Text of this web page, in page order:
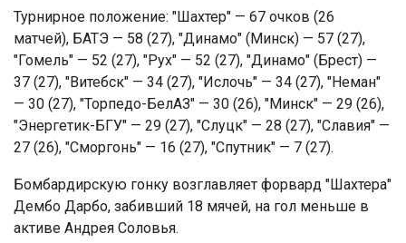
Турнирное положение: "Шахтер" — 67 очков (26
матчей), БАТЭ — 58 (27), "Динамо" (Минск) — 57 (27),
"Гомель" — 52 (27), "Рух" — 52 (27), "Динамо" (Брест) —
37 (27), "Витебск" — 34 (27), "Ислочь" — 34 (27), "Неман"
— 30 (27), "Торпедо-БелАЗ" — 30 (26), "Минск" — 29 (26),
"Энергетик-БГУ" — 29 (27), "Слуцк" — 28 (27), "Славия" —
27 (26), "Сморгонь" — 16 (27), "Спутник" — 7 (27).
Бомбардирскую гонку возглавляет форвард "Шахтера"
Дембо Дарбо, забивший 18 мячей, на гол меньше в
активе Андрея Соловья.